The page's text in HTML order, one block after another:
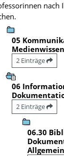
nach
05
2 Einträge
06
2 Einträge
06.30